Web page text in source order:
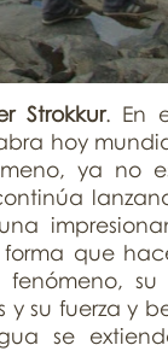
Strokkur. En
hoy
ya no
que
su fuerza y
se